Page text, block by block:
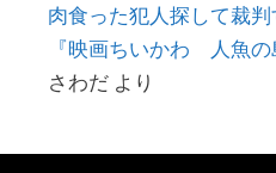
肉食った犯人探して裁
『映画ちいかわ 人魚
さわだ より